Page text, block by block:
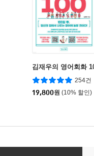
김재우의 영어회화
254건
19,800원 (10% 할인)